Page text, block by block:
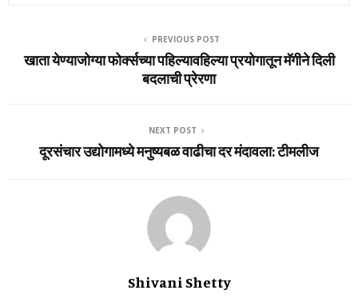
PREVIOUS POST
खाता येण्याजोग्या फोर्क्सच्या पहिल्यावहिल्या प्रयोगातून मॅगीने दिली
बदलाची प्रेरणा
NEXT POST
दूरसंचार उद्योगामध्ये मनुष्यबळ वाढीचा दर मंदावला: टीमलीज
Shivani Shetty